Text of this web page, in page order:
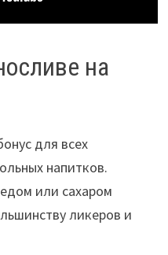
на
для всех
напитков.
или сахаром
ликеров и